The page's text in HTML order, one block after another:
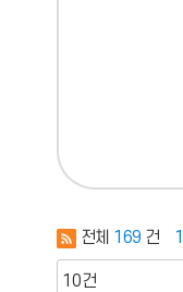
전체 169 건 1